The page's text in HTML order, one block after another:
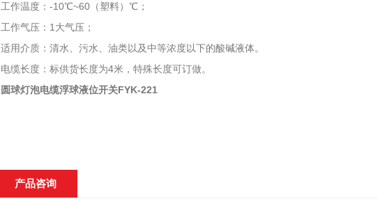
工作温度：-10℃~60（塑料）℃；
工作气压：1大气压；
适用介质：清水、污水、油类以及中等浓度以下的酸碱液体。
电缆长度：标供货长度为4米，特殊长度可订做。
圆球灯泡电缆浮球液位开关FYK-221
产品咨询